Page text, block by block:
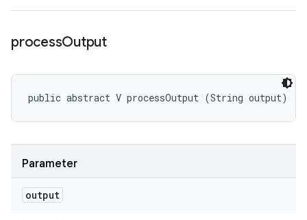
processOutput
public abstract V processOutput (String output)
Parameter
output